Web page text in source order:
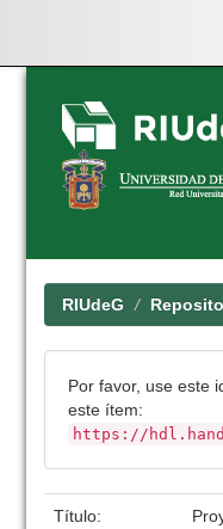
Skip
navigation
RIUdeG
Por favor, use este
este ítem:
https://
Título: